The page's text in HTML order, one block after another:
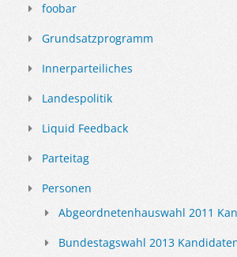
foobar
Grundsatzprogramm
Innerparteiliches
Landespolitik
Liquid Feedback
Parteitag
Personen
Abgeordnetenhauswahl 2011
Bundestagswahl 2013